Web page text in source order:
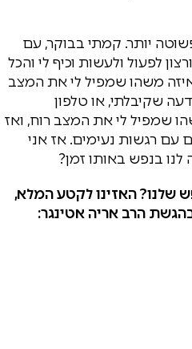
יותר. קמתי בבוקר, עם
לפעול ולעשות וכיף לי והכל
משהו שמפיל לי את המצב
שקיבלתי, או טלפון
שמפיל לי את המצב רוח, ואז
עם רגשות נעימים. אז אני
בנפש באותו זמן?
שלנו? האזינו לקטע המלא,
הרב אריה אטינגר: